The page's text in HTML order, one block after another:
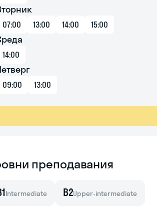
07:00 13:00 14:00 15:00
14:00
09:00 13:00
преподавания
Intermediate B2Upper-intermediate